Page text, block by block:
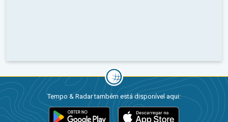
Tempo & Radar também está disponível aqui: